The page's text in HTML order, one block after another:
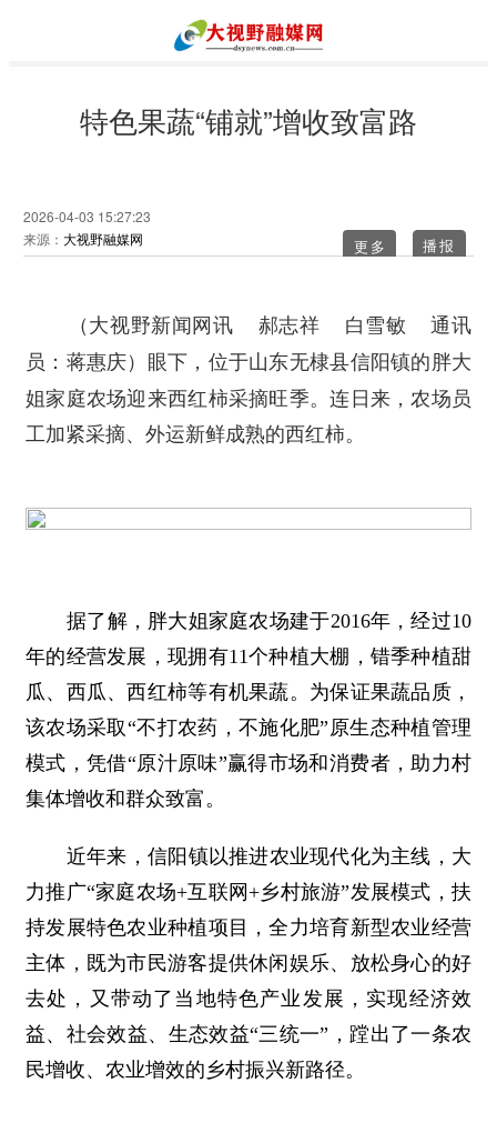
特色果蔬“铺就”增收致富路
2026-04-03 15:27:23
来源： 大视野融媒网 更多
（大视野新闻网讯 郝志祥 白雪敏 通讯
员：蒋惠庆） 眼下，位于山东无棣县信阳镇的胖大
姐家庭农场迎来西红柿采摘旺季。连日来，农场员
工加紧采摘、外运新鲜成熟的西红柿。
据了解，胖大姐家庭农场建于2016年，经过10
年的经营发展，现拥有11个种植大棚，错季种植甜
瓜、西瓜、西红柿等有机果蔬。为保证果蔬品质，
该农场采取“不打农药，不施化肥”原生态种植管理
模式，凭借“原汁原味”赢得市场和消费者，助力村
集体增收和群众致富。
近年来，信阳镇以推进农业现代化为主线，大
力推广“家庭农场+互联网+乡村旅游”发展模式，扶
持发展特色农业种植项目，全力培育新型农业经营
主体，既为市民游客提供休闲娱乐、放松身心的好
去处，又带动了当地特色产业发展，实现经济效
益、社会效益、生态效益“三统一”，蹚出了一条农
民增收、农业增效的乡村振兴新路径。